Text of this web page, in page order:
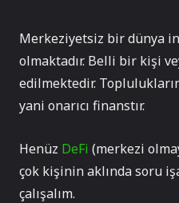
Merkeziyetsiz bir dünya
olmaktadır. Belli bir kişi
edilmektedir.
yani onarıcı finanstır.
Henüz DeFi (merkezi
çok kişinin aklında soru
çalışalım.